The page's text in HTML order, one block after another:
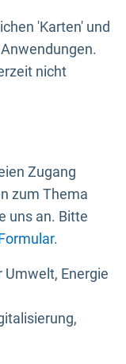
'Karten' und
nicht
Zugang
zum Thema
uns an. Bitte
.
Energie